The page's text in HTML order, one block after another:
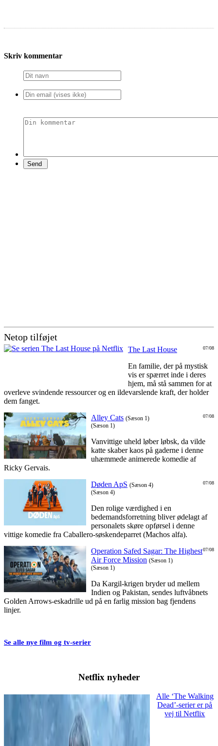
Skriv kommentar
Netop tilføjet
07/08
The Last House
En familie, der på mystisk
vis er spærret inde i deres
hjem, må stå sammen for at
overleve svindende ressourcer og en ildevarslende kraft, der holder
dem fanget.
07/08
Alley Cats (Sæson 1)
(Sæson 1)
Vanvittige uheld løber løbsk, da vilde
katte skaber kaos på gaderne i denne
uhæmmede animerede komedie af
Ricky Gervais.
07/08
Døden ApS (Sæson 4)
(Sæson 4)
Den rolige værdighed i en
bedemandsforretning bliver ødelagt af
personalets skøre opførsel i denne
vittige komedie fra Caballero-søskendeparret (Machos alfa).
07/08
Operation Safed Sagar: The Highest
Air Force Mission (Sæson 1)
(Sæson 1)
Da Kargil-krigen bryder ud mellem
Indien og Pakistan, sendes luftvåbnets
Golden Arrows-eskadrille ud på en farlig mission bag fjendens
linjer.
Se alle nye film og tv-serier
Netflix nyheder
Alle ‘The Walking
Dead’-serier er på
vej til Netflix